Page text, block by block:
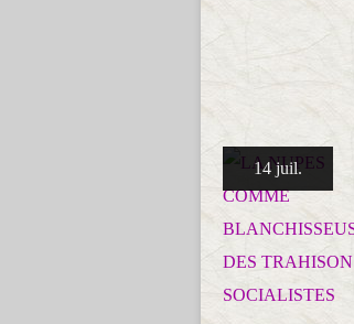
14 juil.